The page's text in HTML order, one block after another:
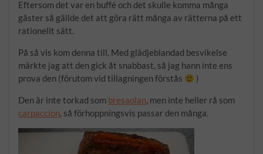
Eftersom det var en buffé och det skulle komma många
gäster så gällde det att göra rätt många av rätterna på ett
rationellt sätt.
På så vis kom denna till. Med glädjeblandad besvikelse
märkte jag att den gick åt snabbast, så jag hann inte ens
prova den (förutom vid tillagningen förstås
)
Den är inte torkad som bresaolan, men inte heller rå som
carpaccion, så förhoppningsvis passar den många.